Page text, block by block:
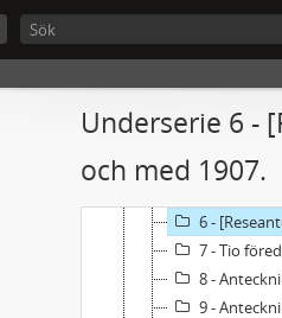
Underserie 6 -
och med 1907.
3 -
2 -
3 -
4 -
6 -
7 - Tio
8 -
9 -